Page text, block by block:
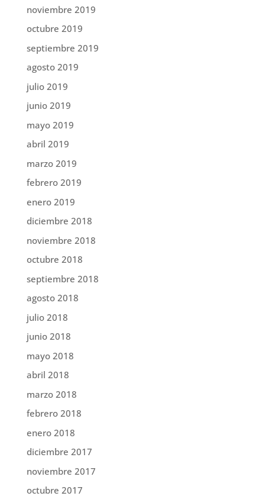
noviembre 2019
octubre 2019
septiembre 2019
agosto 2019
julio 2019
junio 2019
mayo 2019
abril 2019
marzo 2019
febrero 2019
enero 2019
diciembre 2018
noviembre 2018
octubre 2018
septiembre 2018
agosto 2018
julio 2018
junio 2018
mayo 2018
abril 2018
marzo 2018
febrero 2018
enero 2018
diciembre 2017
noviembre 2017
octubre 2017